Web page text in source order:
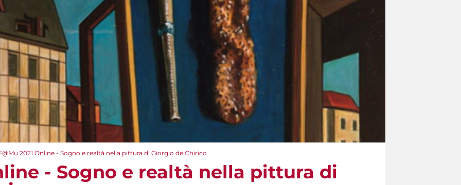
2021 Online - Sogno e realtà nella pittura di Giorgio de Chirico
- Sogno e realtà nella pittura di